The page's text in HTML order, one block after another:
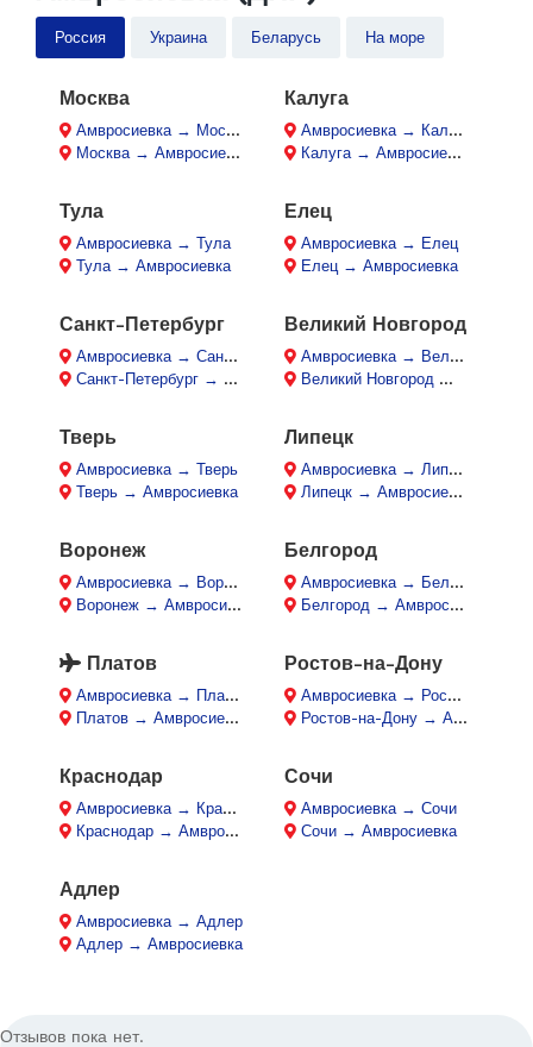
Россия Украина Беларусь На море
Москва
Амвросиевка → Москва
Москва → Амвросиевка
Калуга
Амвросиевка → Калуга
Калуга → Амвросиевка
Тула
Амвросиевка → Тула
Тула → Амвросиевка
Елец
Амвросиевка → Елец
Елец → Амвросиевка
Санкт-Петербург
Амвросиевка → Санкт-Петербург
Санкт-Петербург → Амвросиевка
Великий Новгород
Амвросиевка → Великий Новгород
Великий Новгород → Амвросиевка
Тверь
Амвросиевка → Тверь
Тверь → Амвросиевка
Липецк
Амвросиевка → Липецк
Липецк → Амвросиевка
Воронеж
Амвросиевка → Воронеж
Воронеж → Амвросиевка
Белгород
Амвросиевка → Белгород
Белгород → Амвросиевка
Платов
Амвросиевка → Платов
Платов → Амвросиевка
Ростов-на-Дону
Амвросиевка → Ростов-на-Дону
Ростов-на-Дону → Амвросиевка
Краснодар
Амвросиевка → Краснодар
Краснодар → Амвросиевка
Сочи
Амвросиевка → Сочи
Сочи → Амвросиевка
Адлер
Амвросиевка → Адлер
Адлер → Амвросиевка
Отзывов пока нет.